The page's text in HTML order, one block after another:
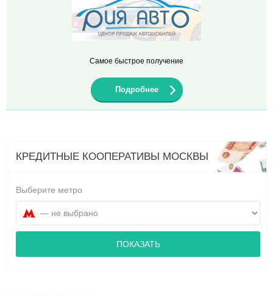
Самое быстрое получение
Подробнее
КРЕДИТНЫЕ КООПЕРАТИВЫ МОСКВЫ
Выберите метро
ПОКАЗАТЬ